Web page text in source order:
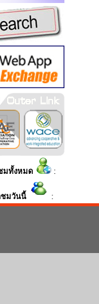
ทั้งหมด :
มวันนี้ :